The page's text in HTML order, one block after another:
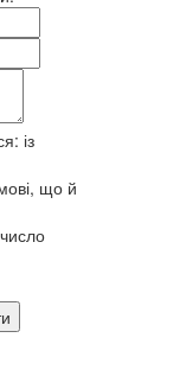
із
що й